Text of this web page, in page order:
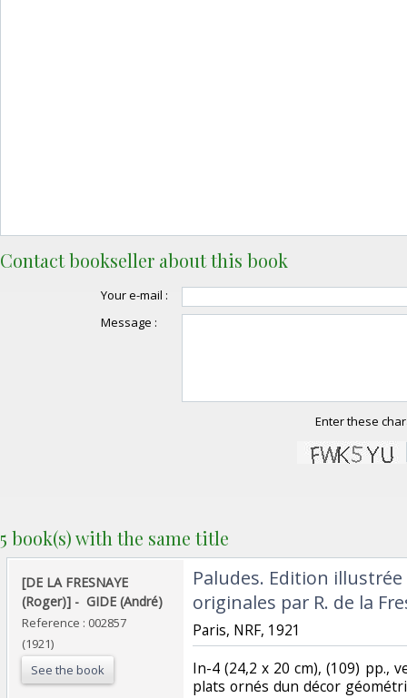
Contact bookseller about this book
Your e-mail :
Message :
Enter these
5 book(s) with the same title
‎[DE LA FRESNAYE
(Roger)] - ‎ ‎GIDE (André)‎
Reference : 002857
(1921)
See the book
‎Paludes. Edition
originales par R. de la
‎Paris, NRF, 1921 ‎
‎In-4 (24,2 x 20 cm), (109) pp.,
plats ornés dun décor